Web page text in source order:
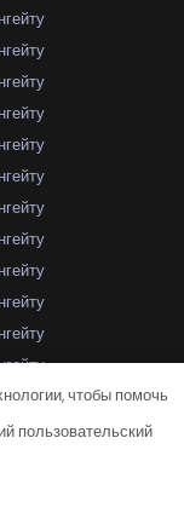
чтобы помочь
пользовательский